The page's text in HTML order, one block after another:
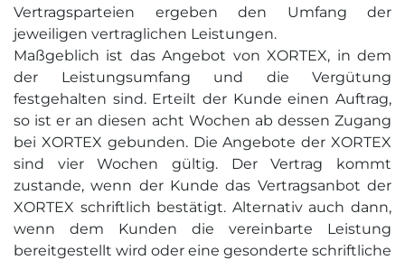
Vertragsparteien ergeben den Umfang der
jeweiligen vertraglichen Leistungen.
Maßgeblich ist das Angebot von XORTEX, in dem
der Leistungsumfang und die Vergütung
festgehalten sind. Erteilt der Kunde einen Auftrag,
so ist er an diesen acht Wochen ab dessen Zugang
bei XORTEX gebunden. Die Angebote der XORTEX
sind vier Wochen gültig. Der Vertrag kommt
zustande, wenn der Kunde das Vertragsanbot der
XORTEX schriftlich bestätigt. Alternativ auch dann,
wenn dem Kunden die vereinbarte Leistung
bereitgestellt wird oder eine gesonderte schriftliche